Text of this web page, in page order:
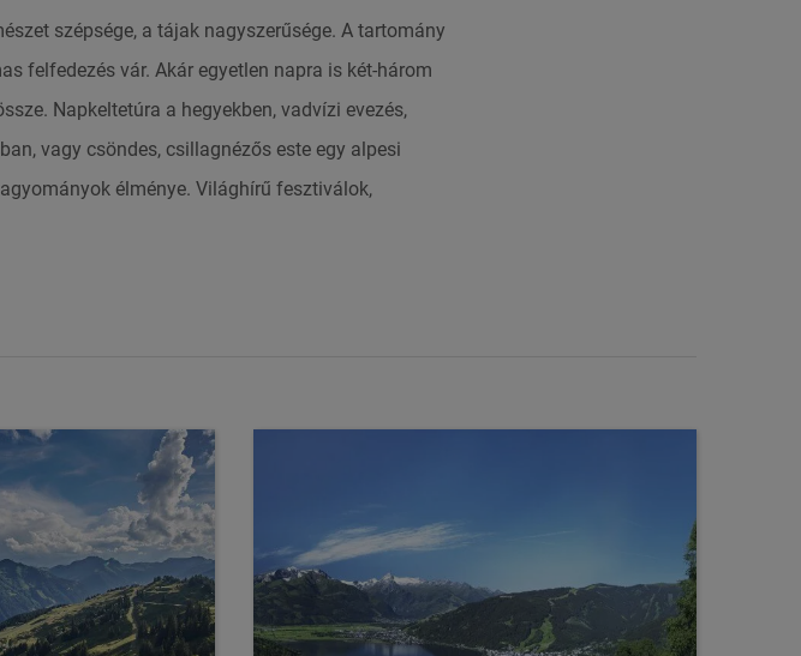
szépsége, a tájak nagyszerűsége. A tartomány
felfedezés vár. Akár egyetlen napra is két-három
Napkeltetúra a hegyekben, vadvízi evezés,
vagy csöndes, csillagnézős este egy alpesi
élménye. Világhírű fesztiválok,